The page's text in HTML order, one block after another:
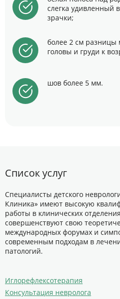
слегка удивленный
зрачки;
более 2 см разницы
головы и груди к
шов более 5 мм.
Список услуг
Специалисты детского
Клиника» имеют высокую
работы в клинических
совершенствуют свою
международных форумах и
современным подходам в
патологий.
Иглорефлексотерапия
Консультация невролога